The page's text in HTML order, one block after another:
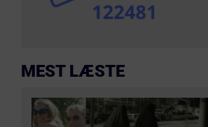
MEST LÆSTE